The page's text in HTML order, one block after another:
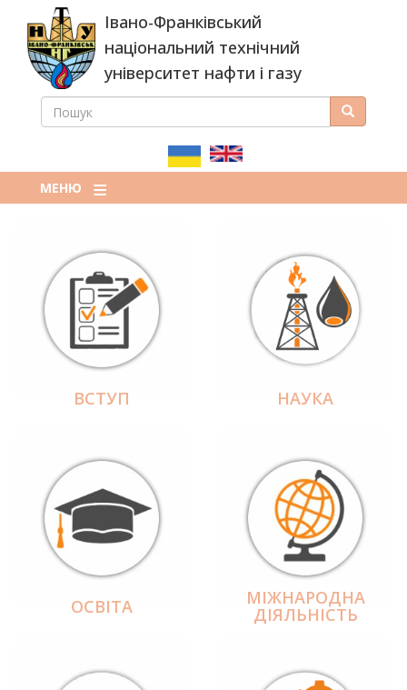
основного
вмісту
Івано-Франківський
національний технічний
університет нафти і газу
ПОШУКОВА
ПОШУК Пошук
МЕНЮ
ВСТУП НАУКА
ОСВІТА МІЖНАРОДНА
ДІЯЛЬНІCТЬ